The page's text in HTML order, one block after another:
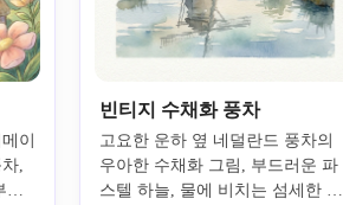
이
,
드
빈티지 수채화 풍차
고요한 운하 옆 네덜란드 풍차의
우아한 수채화 그림, 부드러운 파
스텔 하늘, 물에 비치는 섬세한 반